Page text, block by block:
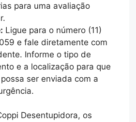
para uma avaliação
Ligue para o número (11)
e fale diretamente com
Informe o tipo de
e a localização para que
ser enviada com a
Desentupidora, os